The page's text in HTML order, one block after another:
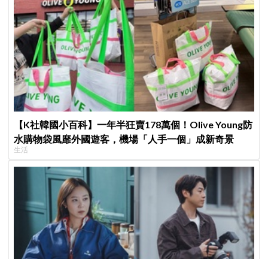
【K社韓國小百科】一年半狂賣178萬個！Olive Young防
水購物袋風靡外國遊客，機場「人手一個」成新奇景
生活